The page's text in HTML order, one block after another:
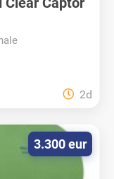
Clear Captor
2d
3.300 eur